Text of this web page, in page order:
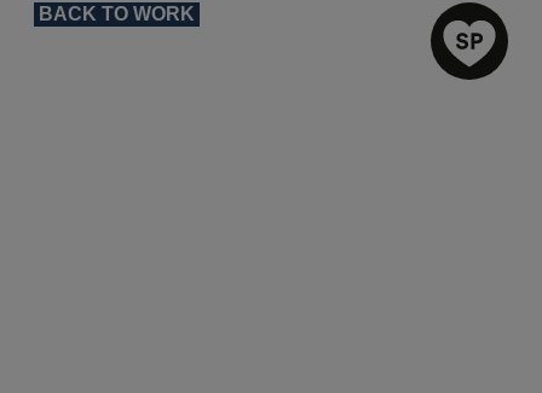
BACK TO WORK